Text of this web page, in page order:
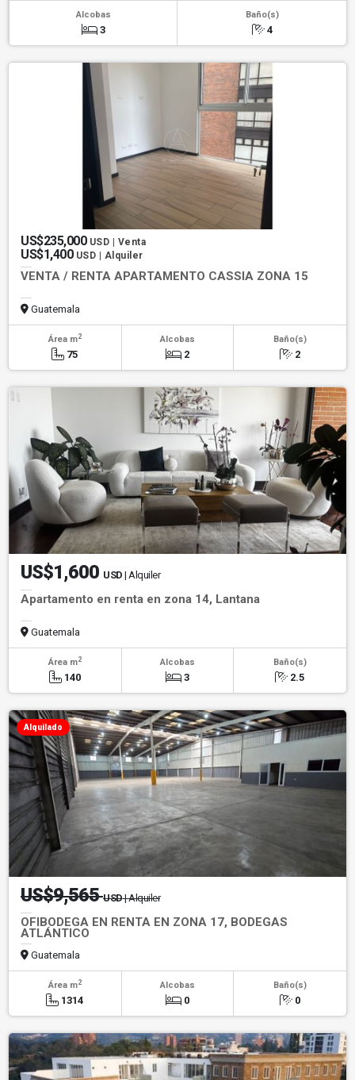
Alcobas
3
Baño(s)
4
US$235,000 USD | Venta
US$1,400 USD | Alquiler
VENTA / RENTA APARTAMENTO CASSIA ZONA 15
Guatemala
Área m2
75
Alcobas
2
Baño(s)
2
US$1,600 USD | Alquiler
Apartamento en renta en zona 14, Lantana
Guatemala
Área m2
140
Alcobas
3
Baño(s)
2.5
Alquilado
US$9,565USD| Alquiler
OFIBODEGA EN RENTA EN ZONA 17, BODEGAS
ATLÁNTICO
Guatemala
Área m2
1314
Alcobas
0
Baño(s)
0